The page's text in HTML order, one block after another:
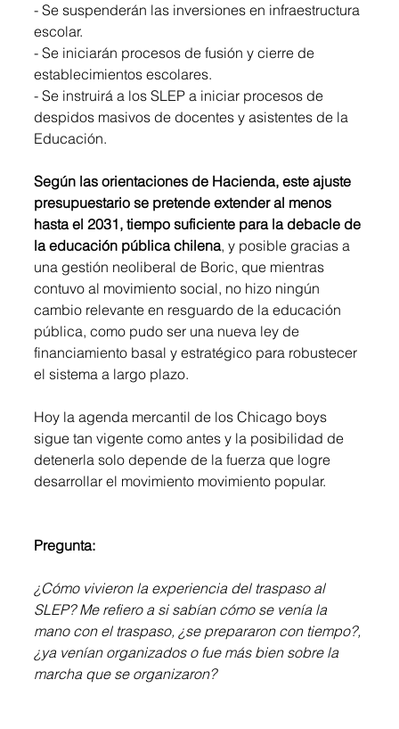
- Se suspenderán las inversiones en infraestructura
escolar.
- Se iniciarán procesos de fusión y cierre de
establecimientos escolares.
- Se instruirá a los SLEP a iniciar procesos de
despidos masivos de docentes y asistentes de la
Educación.
Según las orientaciones de Hacienda, este ajuste
presupuestario se pretende extender al menos
hasta el 2031, tiempo suficiente para la debacle de
la educación pública chilena, y posible gracias a
una gestión neoliberal de Boric, que mientras
contuvo al movimiento social, no hizo ningún
cambio relevante en resguardo de la educación
pública, como pudo ser una nueva ley de
financiamiento basal y estratégico para robustecer
el sistema a largo plazo.
Hoy la agenda mercantil de los Chicago boys
sigue tan vigente como antes y la posibilidad de
detenerla solo depende de la fuerza que logre
desarrollar el movimiento movimiento popular.
Pregunta:
¿Cómo vivieron la experiencia del traspaso al
SLEP? Me refiero a si sabían cómo se venía la
mano con el traspaso, ¿se prepararon con tiempo?,
¿ya venían organizados o fue más bien sobre la
marcha que se organizaron?